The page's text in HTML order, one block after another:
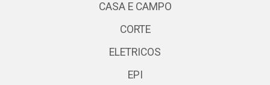
CASA E CAMPO
CORTE
ELETRICOS
EPI